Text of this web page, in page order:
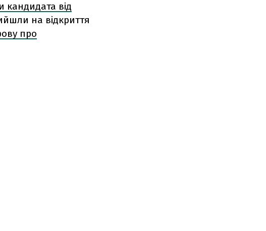
кандидата від
на відкриття
про